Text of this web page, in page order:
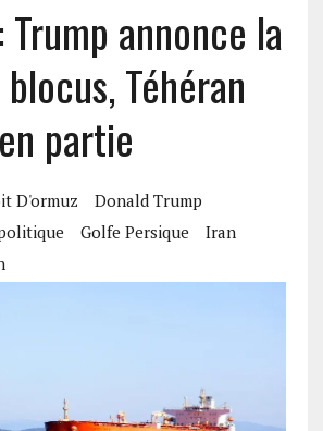
Trump annonce la
Téhéran
partie
D'ormuz
Donald Trump
Golfe Persique
Iran